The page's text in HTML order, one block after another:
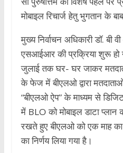
मोबाइल रिचार्ज हेतु भुगतान के
मुख्य निर्वाचन अधिकारी डॉ. बी
एसआईआर की प्रक्रिया शुरू
जुलाई तक घर- घर जाकर
के फेज में बीएलओ द्वारा
“बीएलओ ऐप” के माध्यम से
में BLO को मोबाइल डाटा प्लान
रखते हुए बीएलओ को एक माह का
का निर्णय लिया गया है।